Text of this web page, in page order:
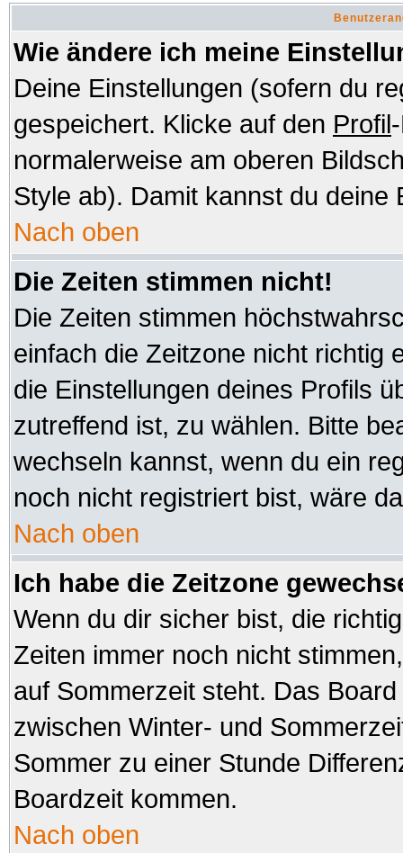
Wie ändere ich meine
Deine Einstellungen (sofern du
gespeichert. Klicke auf den Profil
normalerweise am oberen
Style ab). Damit kannst du deine
Nach oben
Die Zeiten stimmen nicht!
Die Zeiten stimmen
einfach die Zeitzone nicht richtig
die Einstellungen deines Profils
zutreffend ist, zu wählen. Bitte
wechseln kannst, wenn du ein
noch nicht registriert bist, wäre
Nach oben
Ich habe die Zeitzone
Wenn du dir sicher bist, die
Zeiten immer noch nicht
auf Sommerzeit steht. Das
zwischen Winter- und
Sommer zu einer Stunde
Boardzeit kommen.
Nach oben